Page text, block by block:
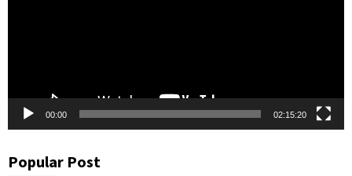
00:00 02:15:20
Popular Post